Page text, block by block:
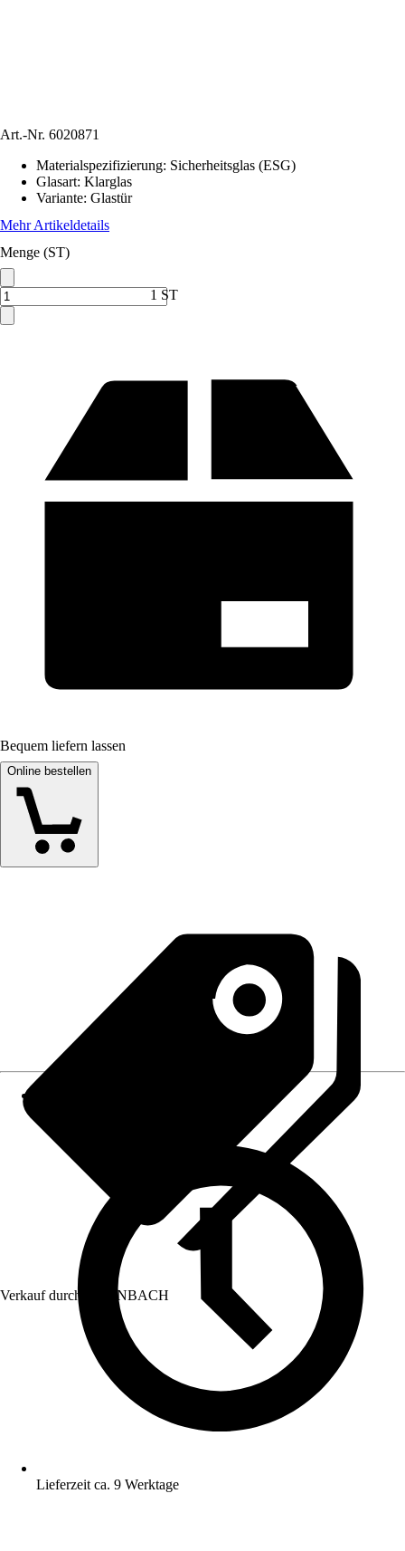
Art.-Nr. 6020871
Materialspezifizierung: Sicherheitsglas (ESG)
Glasart: Klarglas
Variante: Glastür
Mehr Artikeldetails
Menge (ST)
1 ST
Bequem liefern lassen
Online bestellen
Verkauf durch: HORNBACH
Lieferzeit ca. 9 Werktage